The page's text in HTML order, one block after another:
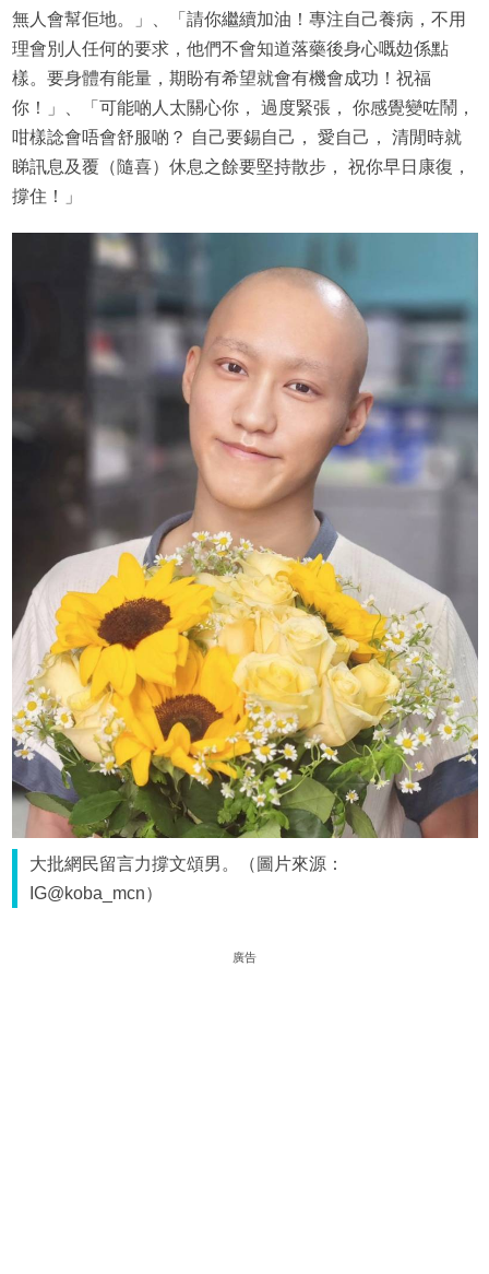
無人會幫佢地。」、「請你繼續加油！專注自己養病，不用
理會別人任何的要求，他們不會知道落藥後身心嘅攰係點
樣。要身體有能量，期盼有希望就會有機會成功！祝福
你！」、「可能啲人太關心你， 過度緊張， 你感覺變咗鬧，
咁樣諗會唔會舒服啲？ 自己要錫自己， 愛自己， 清閒時就
睇訊息及覆（隨喜）休息之餘要堅持散步， 祝你早日康復，
撐住！」
大批網民留言力撐文頌男。（圖片來源：
IG@koba_mcn）
廣告